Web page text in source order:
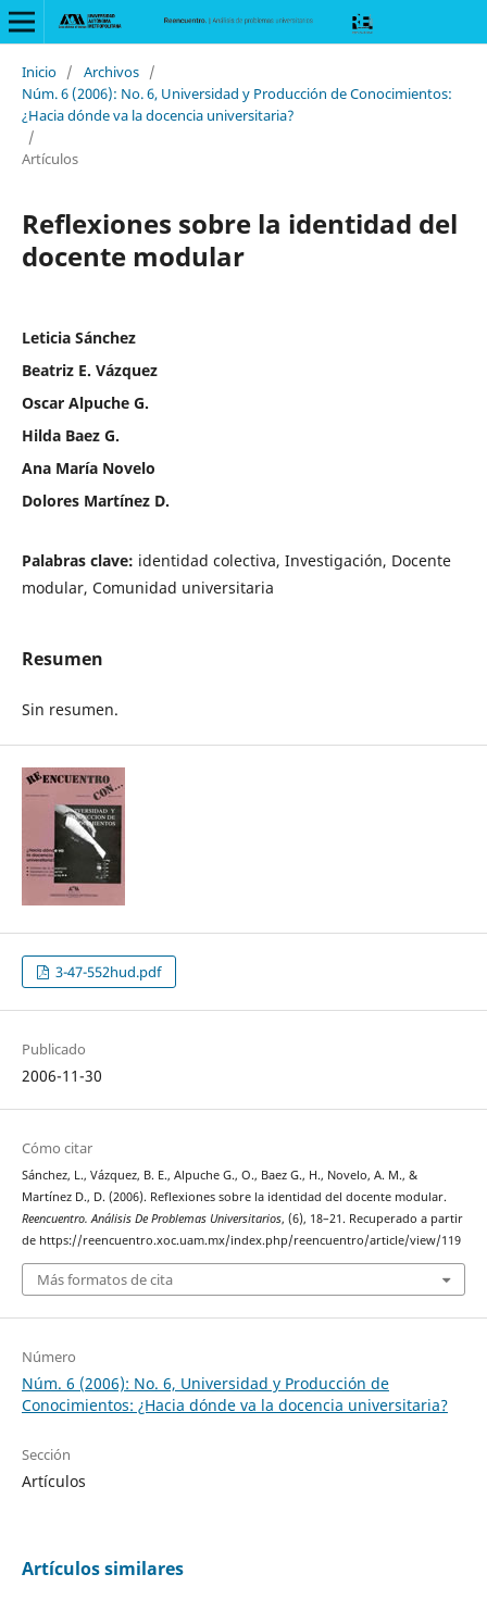
Inicio / Archivos /
Núm. 6 (2006): No. 6, Universidad y Producción de Conocimientos:
¿Hacia dónde va la docencia universitaria?
/
Artículos
Reflexiones sobre la identidad del
docente modular
Leticia Sánchez
Beatriz E. Vázquez
Oscar Alpuche G.
Hilda Baez G.
Ana María Novelo
Dolores Martínez D.
Palabras clave: identidad colectiva, Investigación, Docente
modular, Comunidad universitaria
Resumen
Sin resumen.
3-47-552hud.pdf
Publicado
2006-11-30
Cómo citar
Sánchez, L., Vázquez, B. E., Alpuche G., O., Baez G., H., Novelo, A. M., &
Martínez D., D. (2006). Reflexiones sobre la identidad del docente modular.
Reencuentro. Análisis De Problemas Universitarios, (6), 18–21. Recuperado a partir
de https://reencuentro.xoc.uam.mx/index.php/reencuentro/article/view/119
Más formatos de cita
Número
Núm. 6 (2006): No. 6, Universidad y Producción de
Conocimientos: ¿Hacia dónde va la docencia universitaria?
Sección
Artículos
Artículos similares